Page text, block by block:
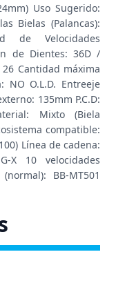
Uso Sugerido:
Bielas (Palancas):
de Velocidades
de Dientes: 36D /
Cantidad máxima
NO O.L.D. Entreeje
135mm P.C.D:
Mixto (Biela
compatible:
Línea de cadena:
X 10 velocidades
BB-MT501